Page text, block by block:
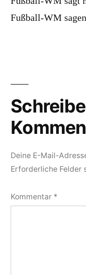
Fußball-WM
Deine E-Mail-
Erforderliche Felder
Kommentar *